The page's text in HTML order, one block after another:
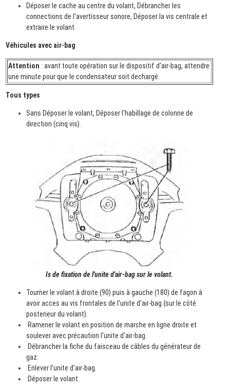
Déposer le cache au centre du volant, Débrancher les
connections de l'avertisseur sonore, Déposer la vis centrale et
extraire le volant.
Véhicules avec air-bag
Attention : avant toute opération sur le dispositif d'air-bag, attendre
une minute pour que le condensateur soit dechargé.
Tous types
Sans Déposer le volant, Déposer l'habillage de colonne de
direction (cinq vis).
Is de fixation de l'unite d'air-bag sur le volant.
Tourner le volant à droite (90) puis à gauche (180) de fagon à
avoir acces au vis frontales de l'unite d'air-bag {sur le côté
posterieur du volant).
Ramener le volant en position de marche en ligne droite et
soulever avec précaution l'unite d'air-bag.
Débrancher la fiche du faisceau de câbles du générateur de
gaz.
Enlever l'unite d'air-bag.
Déposer le volant.